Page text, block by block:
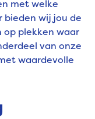
met welke
bieden wij jou de
plekken waar
van onze
waardevolle